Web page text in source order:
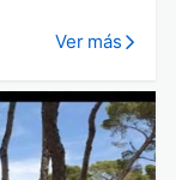
Ver más